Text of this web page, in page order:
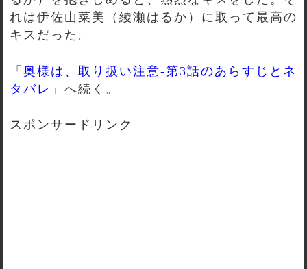
れは伊佐山菜美（綾瀬はるか）に取って最高の
キスだった。
「 奥様は、取り扱い注意-第3話のあらすじとネ
タバレ 」へ続く。
スポンサードリンク